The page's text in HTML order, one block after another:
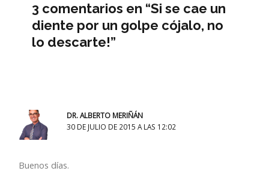
3 comentarios en “Si se cae un
diente por un golpe cójalo, no
lo descarte!”
DR. ALBERTO MERIÑÁN
30 DE JULIO DE 2015 A LAS 12:02
Buenos días.